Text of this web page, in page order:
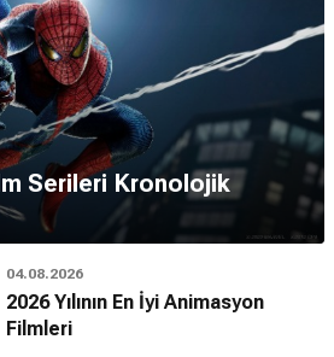
Serileri Kronolojik
04.08.2026
2026 Yılının En İyi Animasyon
Filmleri